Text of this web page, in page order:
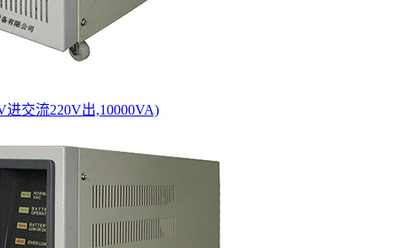
交流220V出,10000VA)